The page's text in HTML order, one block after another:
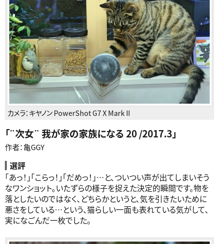
カメラ：キヤノン PowerShot G7 X Mark II
「¨次女¨ 我が家の家族になる 20 /2017.3」
作者：亀GGY
選評
「あっ！」「こらっ！」「だめっ！」…と、ついつい声が出てしまいそう
なワンショット。いたずらの様子を捉えた決定的瞬間です。物を
落としたいのではなく、どちらかというと、気を引きたいために
悪さをしている…という、猫らしい一面も表れている気がして、
実になごんだ一枚でした。